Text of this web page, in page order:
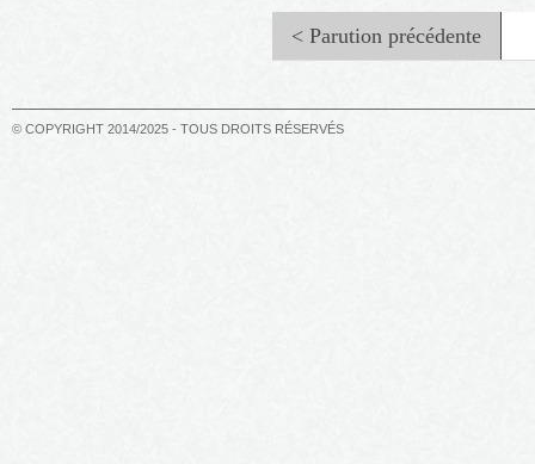
< Parution précédente
© COPYRIGHT 2014/2025 - TOUS DROITS RÉSERVÉS